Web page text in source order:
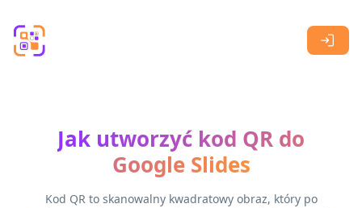
Jak utworzyć kod QR do
Google Slides
Kod QR to skanowalny kwadratowy obraz, który po